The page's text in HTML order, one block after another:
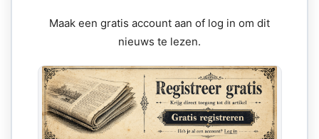
Maak een gratis account aan of log in om dit
nieuws te lezen.